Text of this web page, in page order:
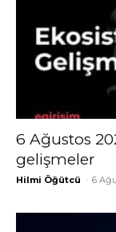
6 Ağustos
gelişmeler
Hilmi Öğütcü - 6